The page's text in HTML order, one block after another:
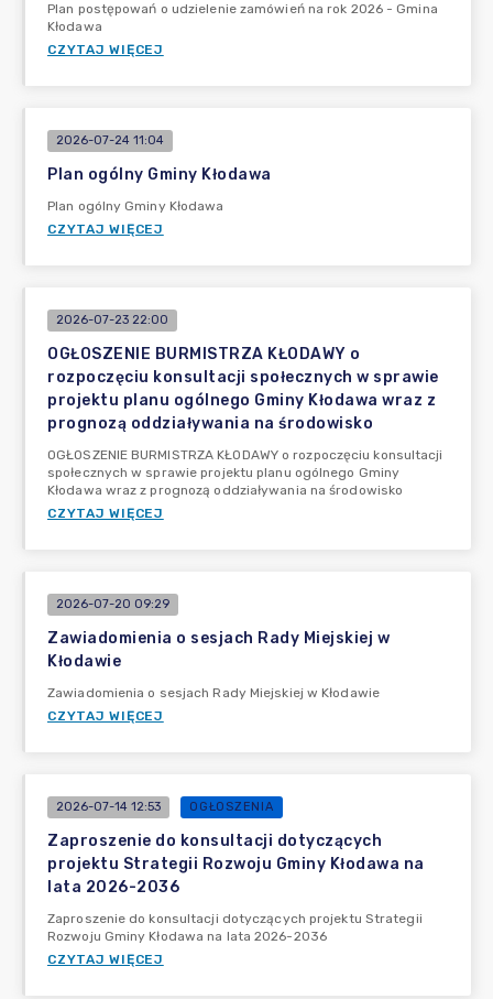
Plan postępowań o udzielenie zamówień na rok 2026 - Gmina
Kłodawa
CZYTAJ WIĘCEJ
2026-07-24 11:04
Plan ogólny Gminy Kłodawa
Plan ogólny Gminy Kłodawa
CZYTAJ WIĘCEJ
2026-07-23 22:00
OGŁOSZENIE BURMISTRZA KŁODAWY o
rozpoczęciu konsultacji społecznych w sprawie
projektu planu ogólnego Gminy Kłodawa wraz z
prognozą oddziaływania na środowisko
OGŁOSZENIE BURMISTRZA KŁODAWY o rozpoczęciu konsultacji
społecznych w sprawie projektu planu ogólnego Gminy
Kłodawa wraz z prognozą oddziaływania na środowisko
CZYTAJ WIĘCEJ
2026-07-20 09:29
Zawiadomienia o sesjach Rady Miejskiej w
Kłodawie
Zawiadomienia o sesjach Rady Miejskiej w Kłodawie
CZYTAJ WIĘCEJ
2026-07-14 12:53 OGŁOSZENIA
Zaproszenie do konsultacji dotyczących
projektu Strategii Rozwoju Gminy Kłodawa na
lata 2026-2036
Zaproszenie do konsultacji dotyczących projektu Strategii
Rozwoju Gminy Kłodawa na lata 2026-2036
CZYTAJ WIĘCEJ